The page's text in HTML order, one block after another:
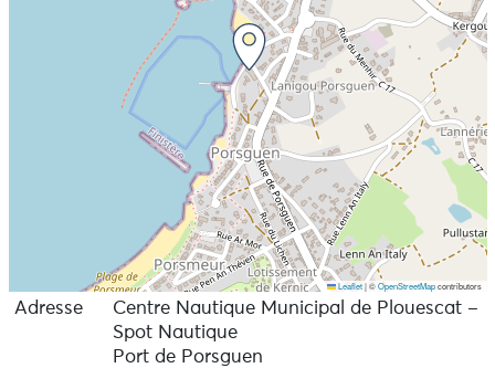
Leaflet |©OpenStreetMapcontributors
Adresse
Centre Nautique Municipal de Plouescat –
Spot Nautique
Port de Porsguen